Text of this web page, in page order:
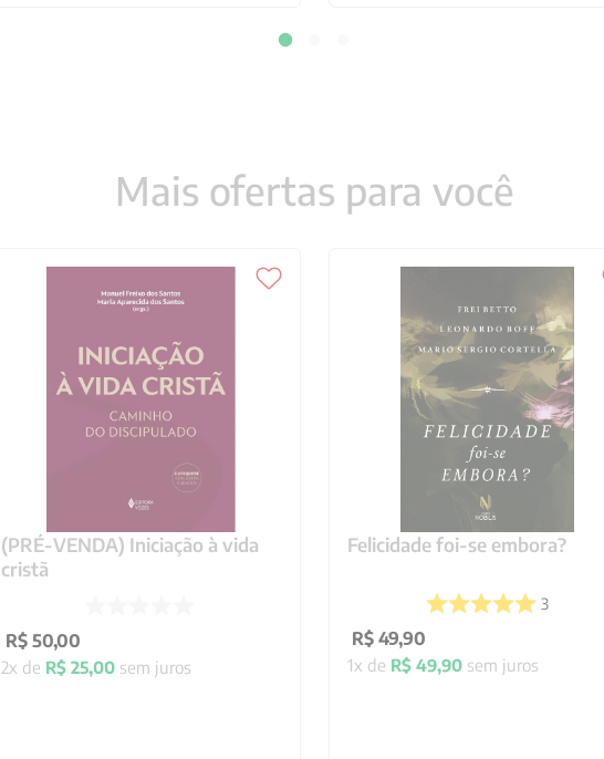
Mais ofertas para você
(PRÉ-VENDA) Iniciação à vida
cristã
R$ 50,00
2x de R$ 25,00sem juros
Felicidade foi-se embora?
3
R$ 49,90
1x de R$ 49,90sem juros